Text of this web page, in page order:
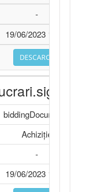
-
19/06/2023 10:10
DESCARCA
biddingDocuments
Achiziție
-
19/06/2023 10:10